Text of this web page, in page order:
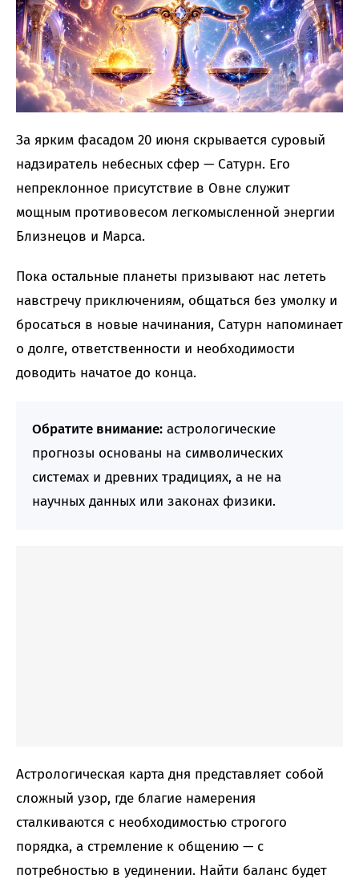
За ярким фасадом 20 июня скрывается суровый
надзиратель небесных сфер — Сатурн. Его
непреклонное присутствие в Овне служит
мощным противовесом легкомысленной энергии
Близнецов и Марса.
Пока остальные планеты призывают нас лететь
навстречу приключениям, общаться без умолку и
бросаться в новые начинания, Сатурн напоминает
о долге, ответственности и необходимости
доводить начатое до конца.
Обратите внимание: астрологические
прогнозы основаны на символических
системах и древних традициях, а не на
научных данных или законах физики.
Астрологическая карта дня представляет собой
сложный узор, где благие намерения
сталкиваются с необходимостью строгого
порядка, а стремление к общению — с
потребностью в уединении. Найти баланс будет